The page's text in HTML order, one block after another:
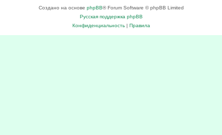
Создано на основе phpBB® Forum Software © phpBB Limited
Русская поддержка phpBB
Конфиденциальность| Правила